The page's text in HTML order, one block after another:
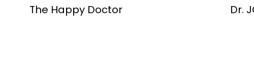
The Happy Doctor
Dr.